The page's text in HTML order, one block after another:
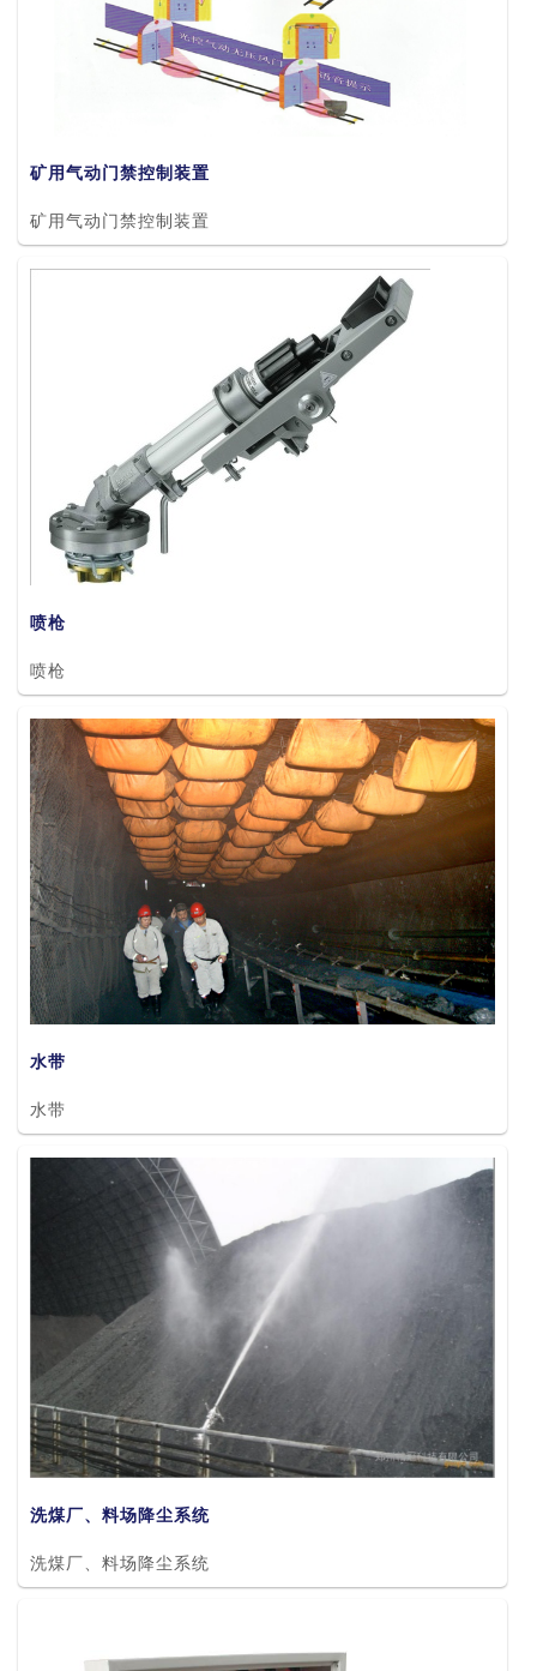
矿用气动门禁控制装置
矿用气动门禁控制装置
喷枪
喷枪
水带
水带
洗煤厂、料场降尘系统
洗煤厂、料场降尘系统